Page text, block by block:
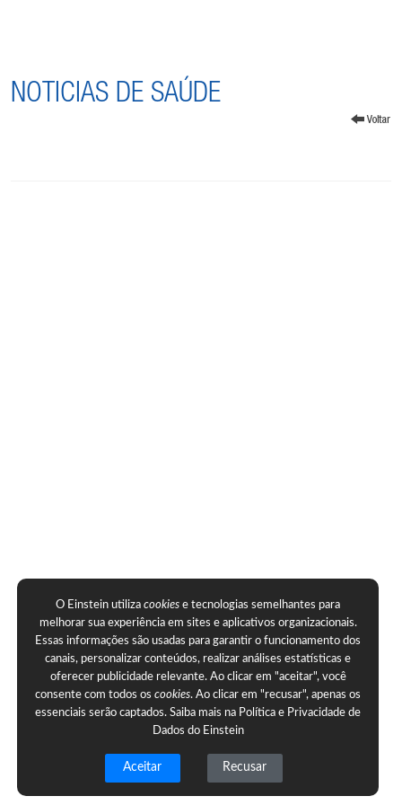
NOTICIAS DE SAÚDE
O Einstein utilizacookies e tecnologias semelhantes para
melhorar sua experiência em sites e aplicativos organizacionais.
Essas informações são usadas para garantir o funcionamento dos
canais, personalizar conteúdos, realizar análises estatísticas e
oferecer publicidade relevante. Ao clicar em "aceitar", você
consente com todos oscookies. Ao clicar em "recusar", apenas os
essenciais serão captados. Saiba mais na Política e Privacidade de
Dados do Einstein
Aceitar Recusar